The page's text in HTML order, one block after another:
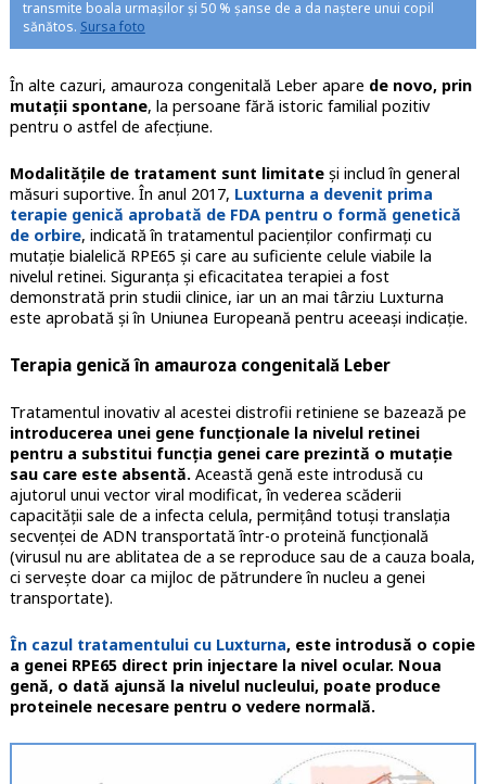
transmite boala urmașilor și 50 % șanse de a da naștere unui copil
sănătos. Sursa foto
În alte cazuri, amauroza congenitală Leber apare de novo, prin
mutații spontane, la persoane fără istoric familial pozitiv
pentru o astfel de afecțiune.
Modalitățile de tratament sunt limitateși includ în general
măsuri suportive. În anul 2017, Luxturna a devenit prima
terapie genică aprobată de FDA pentru o formă genetică
de orbire, indicată în tratamentul pacienților confirmați cu
mutație bialelică RPE65 și care au suficiente celule viabile la
nivelul retinei. Siguranța și eficacitatea terapiei a fost
demonstrată prin studii clinice, iar un an mai târziu Luxturna
este aprobată și în Uniunea Europeană pentru aceeași indicație.
Terapia genică în amauroza congenitală Leber
Tratamentul inovativ al acestei distrofii retiniene se bazează pe
introducerea unei gene funcționale la nivelul retinei
pentru a substitui funcția genei care prezintă o mutație
sau care este absentă.Această genă este introdusă cu
ajutorul unui vector viral modificat, în vederea scăderii
capacității sale de a infecta celula, permițând totuși translația
secvenței de ADN transportată într-o proteină funcțională
(virusul nu are ablitatea de a se reproduce sau de a cauza boala,
ci servește doar ca mijloc de pătrundere în nucleu a genei
transportate).
În cazul tratamentului cu Luxturna, este introdusă o copie
a genei RPE65 direct prin injectare la nivel ocular. Noua
genă, o dată ajunsă la nivelul nucleului, poate produce
proteinele necesare pentru o vedere normală.